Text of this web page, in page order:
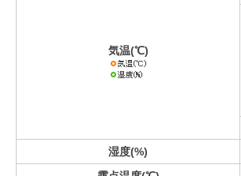
気温(℃)
湿度(%)